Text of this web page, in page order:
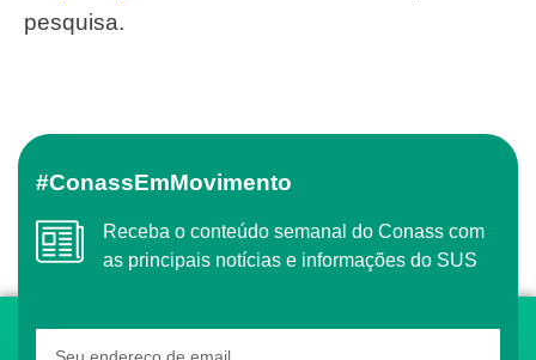
pesquisa.
#ConassEmMovimento
Receba o conteúdo semanal do Conass com
as principais notícias e informações do SUS